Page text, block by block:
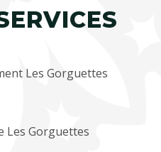
Les Gorguettes
Les Gorguettes